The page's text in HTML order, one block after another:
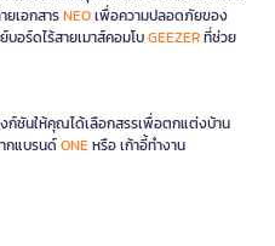
ยเอกสารNEOเพื่อความปลอดภัยของ
บอร์ดไร้สายเมาส์คอมโบGEEZERที่ช่วย
ก์ชันให้คุณได้เลือกสรรเพื่อตกแต่งบ้าน
กแบรนด์ONEหรือ เก้าอี้ทำงาน